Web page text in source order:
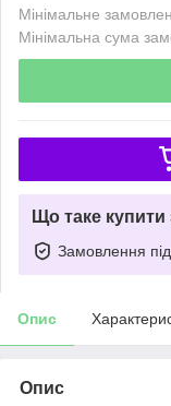
Мінімальне
Мінімальна сума
Що таке
Замовлення
Опис
Опис